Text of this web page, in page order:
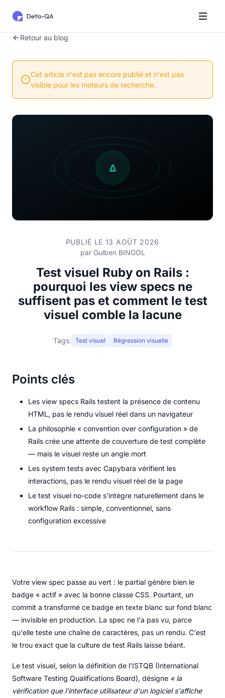
Retour au blog
Cet article n'est pas encore publié et n'est pas
visible pour les moteurs de recherche.
PUBLIÉ LE 13 AOÛT 2026
par Gulben BINGOL
Test visuel Ruby on Rails :
pourquoi les view specs ne
suffisent pas et comment le test
visuel comble la lacune
Tags: Test visuel Régression visuelle
Points clés
Les view specs Rails testent la présence de contenu
HTML, pas le rendu visuel réel dans un navigateur
La philosophie « convention over configuration » de
Rails crée une attente de couverture de test complète
— mais le visuel reste un angle mort
Les system tests avec Capybara vérifient les
interactions, pas le rendu visuel réel de la page
Le test visuel no-code s'intègre naturellement dans le
workflow Rails : simple, conventionnel, sans
configuration excessive
Votre view spec passe au vert : le partial génère bien le
badge « actif » avec la bonne classe CSS. Pourtant, un
commit a transformé ce badge en texte blanc sur fond blanc
— invisible en production. La spec ne l'a pas vu, parce
qu'elle teste une chaîne de caractères, pas un rendu. C'est
le trou exact que la culture de test Rails laisse béant.
Le test visuel, selon la définition de l'ISTQB (International
Software Testing Qualifications Board), désigne « la
vérification que l'interface utilisateur d'un logiciel s'affiche